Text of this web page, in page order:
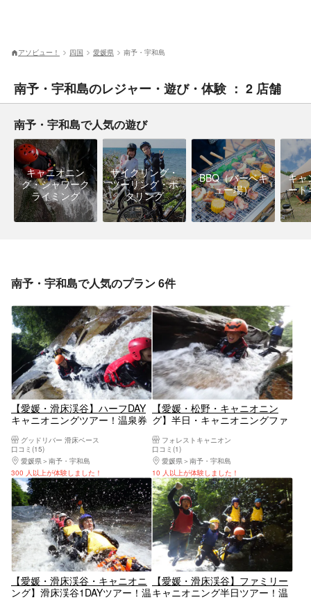
アソビュー！ 四国 愛媛県 南予・宇和島
南予・宇和島のレジャー・遊び・体験 ： 2 店舗
南予・宇和島で人気の遊び
キャニオニン
グ・シャワーク
ライミング
サイクリング・
ツーリング・ポ
タリング
BBQ（バーベキ
ュー場）
キャ
ート
南予・宇和島で人気のプラン 6件
【愛媛・滑床渓谷】ハーフDAY
キャニオニングツアー！温泉券
グッドリバー 滑床ベース
口コミ(15)
愛媛県
南予・宇和島
300 人以上が体験しました！
【愛媛・松野・キャニオニン
グ】半日・キャニオニングファ
券・写真無料プレゼント）
フォレストキャニオン
口コミ(1)
愛媛県
南予・宇和島
10 人以上が体験しました！
【愛媛・滑床渓谷・キャニオニ
ング】滑床渓谷1DAYツアー！温
【愛媛・滑床渓谷】ファミリー
キャニオニング半日ツアー！温